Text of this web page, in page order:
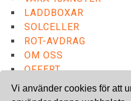
Vi använder cookies för att
LADDBOXAR
SOLCELLER
ROT-AVDRAG
OM OSS
OFFERT